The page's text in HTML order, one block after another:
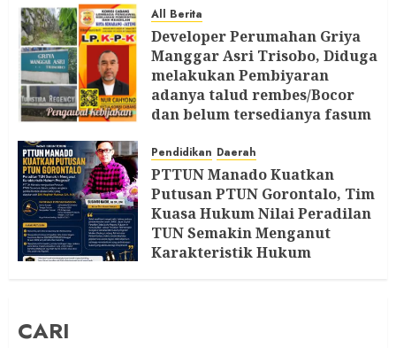
All Berita
Developer Perumahan Griya
Manggar Asri Trisobo, Diduga
melakukan Pembiyaran
adanya talud rembes/Bocor
dan belum tersedianya fasum
segera Bersurat
6 AGUSTUS 2026
Pendidikan Daerah
PTTUN Manado Kuatkan
Putusan PTUN Gorontalo, Tim
Kuasa Hukum Nilai Peradilan
TUN Semakin Menganut
Karakteristik Hukum
CARI